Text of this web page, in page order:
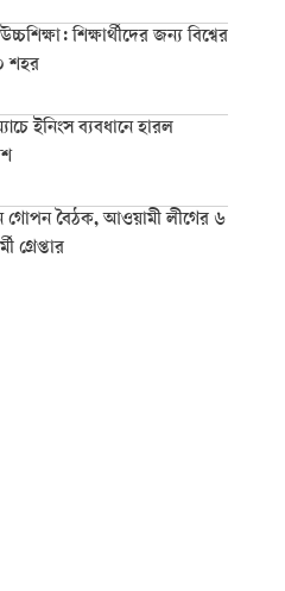
শিক্ষার্থীদের জন্য বিশ্বের
শহর
ইনিংস ব্যবধানে হারল
গোপন বৈঠক, আওয়ামী লীগের ৬
গ্রেপ্তার